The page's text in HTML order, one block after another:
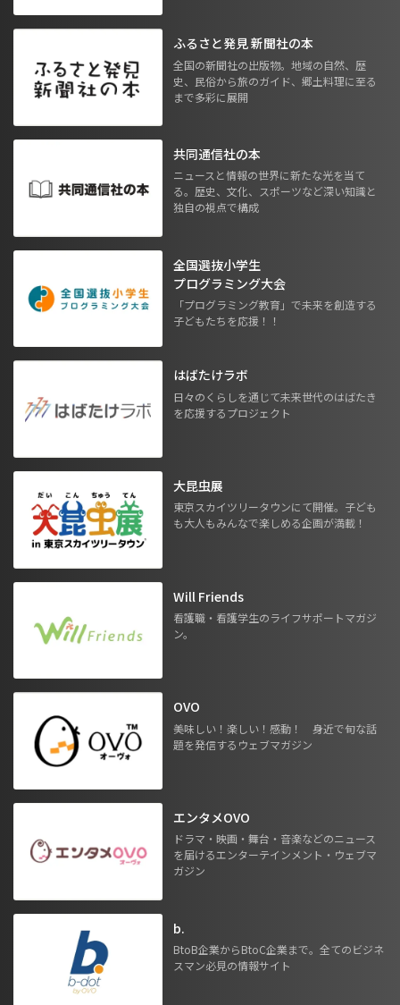
ふるさと発見 新聞社の本
全国の新聞社の出版物。地域の自然、歴
史、民俗から旅のガイド、郷土料理に至る
まで多彩に展開
共同通信社の本
ニュースと情報の世界に新たな光を当て
る。歴史、文化、スポーツなど深い知識と
独自の視点で構成
全国選抜小学生
プログラミング大会
「プログラミング教育」で未来を創造する
子どもたちを応援！！
はばたけラボ
日々のくらしを通じて未来世代のはばたき
を応援するプロジェクト
大昆虫展
東京スカイツリータウンにて開催。子ども
も大人もみんなで楽しめる企画が満載！
Will Friends
看護職・看護学生のライフサポートマガジ
ン。
OVO
美味しい！楽しい！感動！ 身近で旬な話
題を発信するウェブマガジン
エンタメOVO
ドラマ・映画・舞台・音楽などのニュース
を届けるエンターテインメント・ウェブマ
ガジン
b.
BtoB企業からBtoC企業まで。全てのビジネ
スマン必見の情報サイト